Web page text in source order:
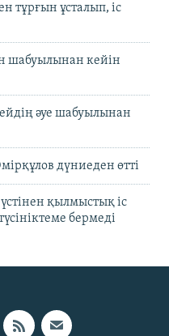
тұрғын ұсталып, іс
шабуылынан кейін
әуе шабуылынан
дүниеден өтті
қылмыстық іс
бермеді